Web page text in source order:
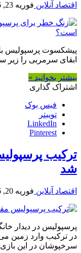
اقتصاد آنلاین فوریه 23, 2026
پیشکسوت پرسپولیس با
ابقای سرمربی را زیر
بیشتر بخوانید »
اشتراک گذاری
فیس بوک
توییتر
LinkedIn
Pinterest
ترکیب
شد
اقتصاد آنلاین فوریه 20, 2026
پرسپولیس در دیدار
در ترکیب وارد زمین
سرخپوشان در این بازی